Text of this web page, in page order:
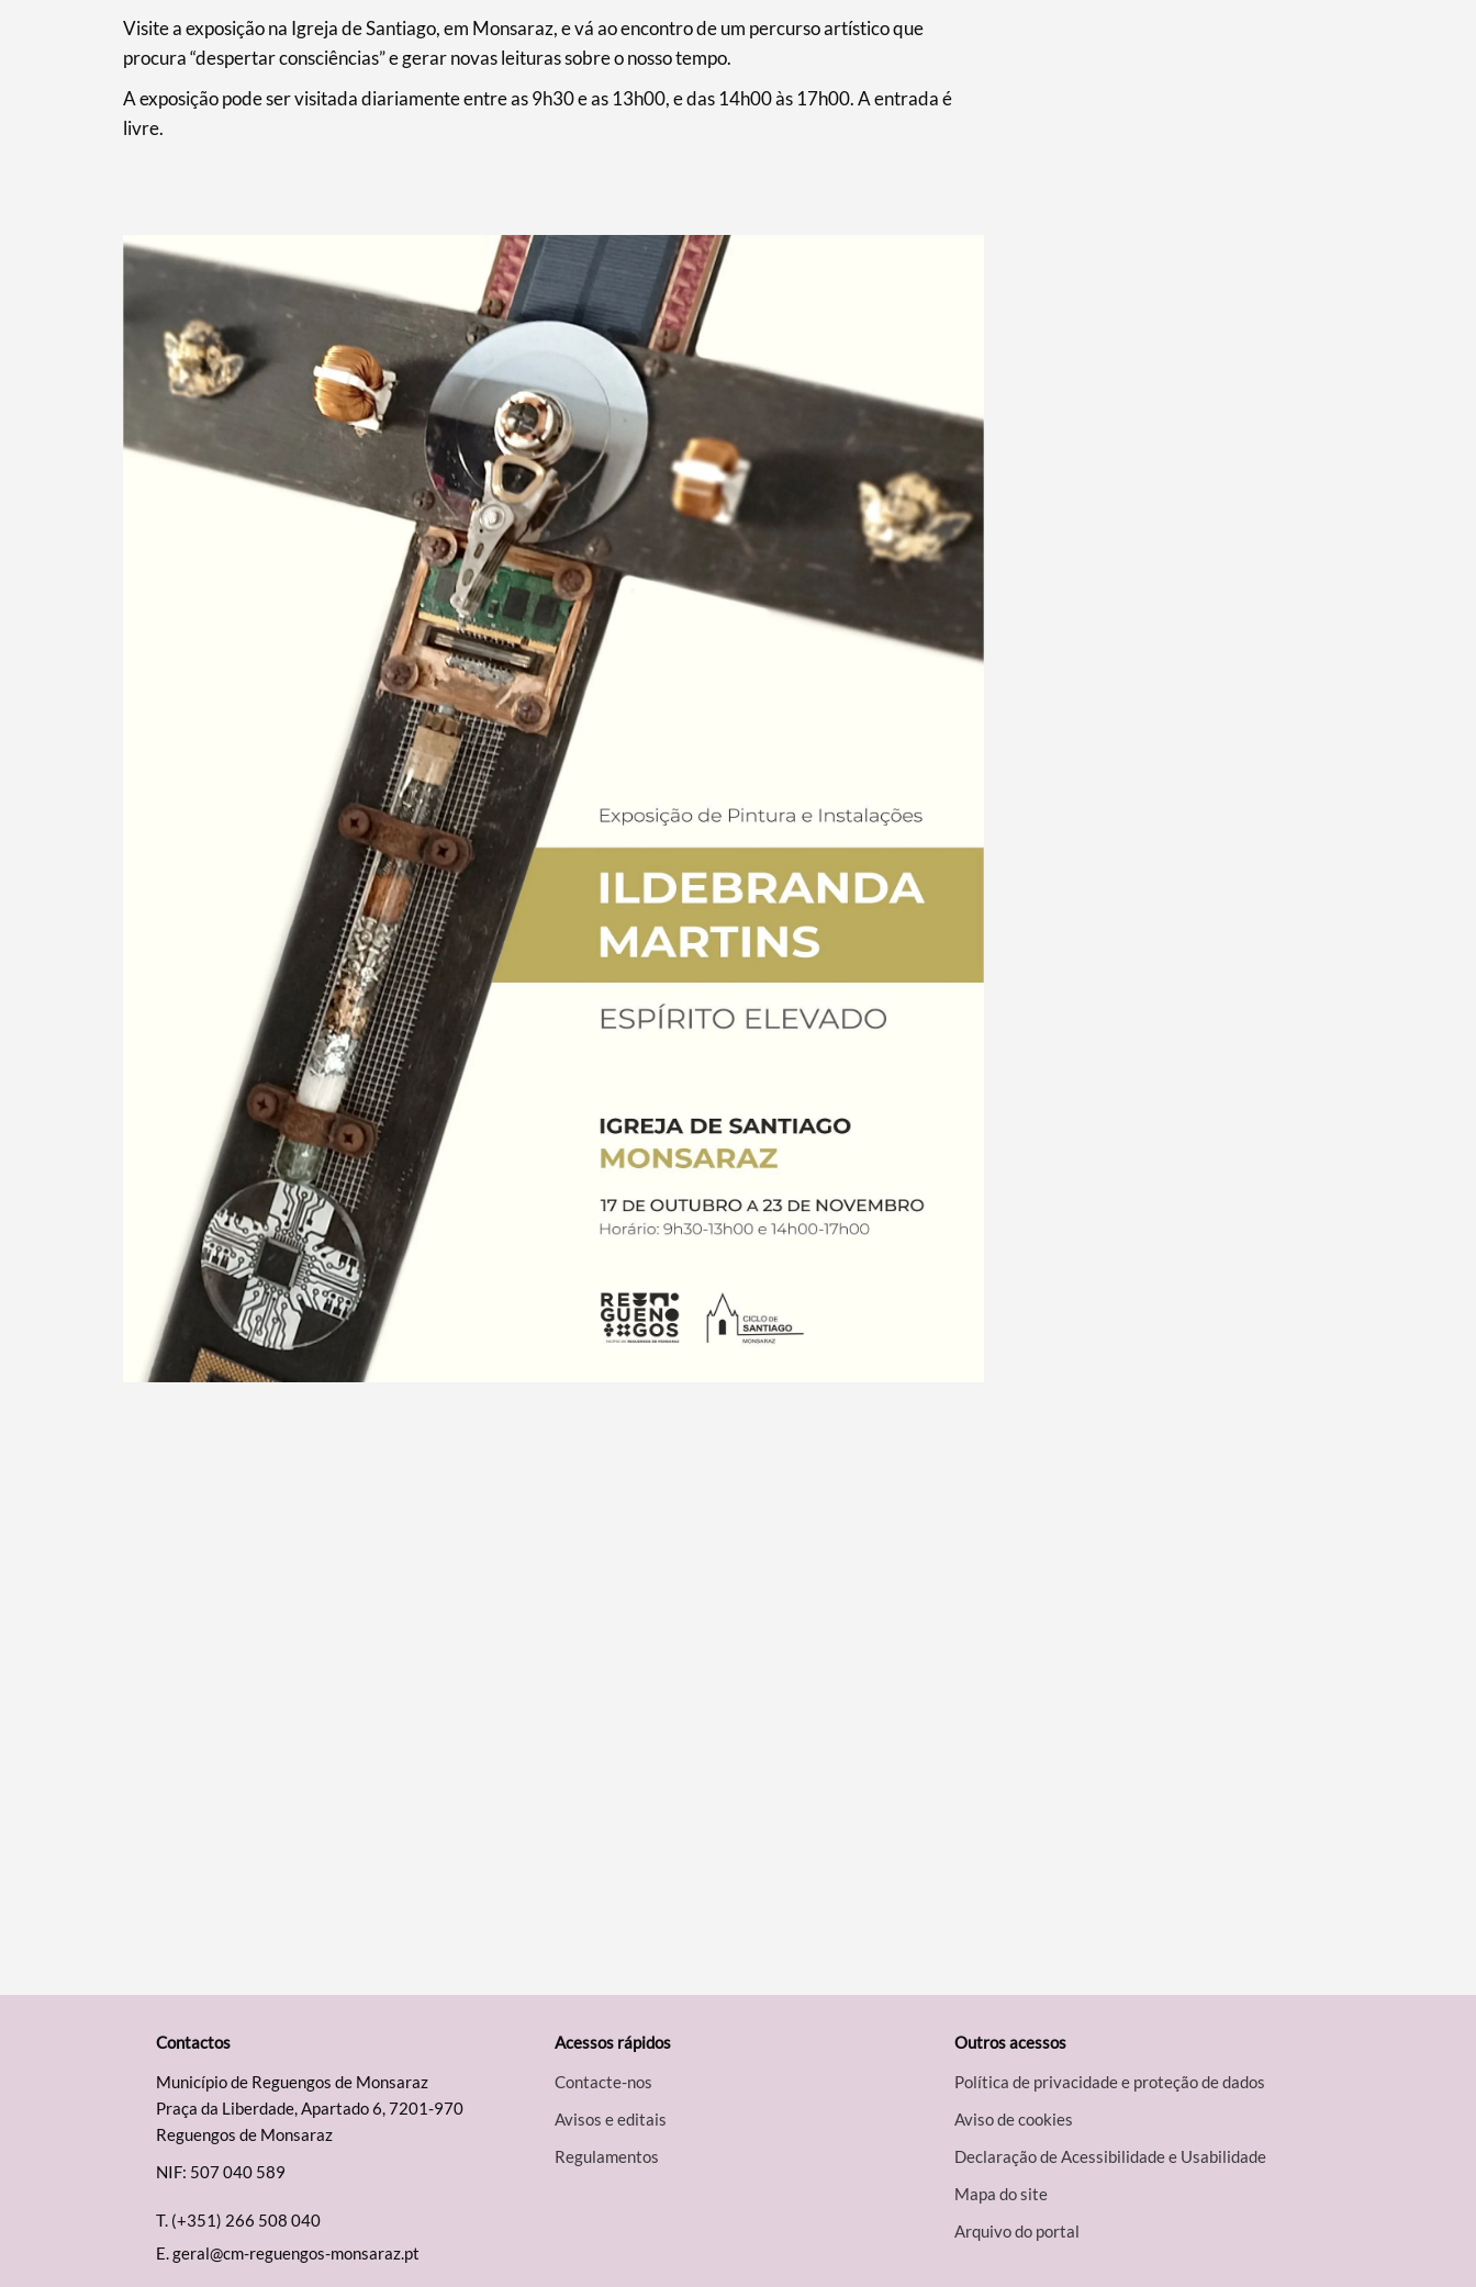
Termo de Pesquisa
Categorias gerais
Visite a exposição na Igreja de Santiago, em Monsaraz, e vá ao encontro de um percurso artístico que
procura “despertar consciências” e gerar novas leituras sobre o nosso tempo.
A exposição pode ser visitada diariamente entre as 9h30 e as 13h00, e das 14h00 às 17h00. A entrada é
livre.
Contactos
Município de Reguengos de Monsaraz
Praça da Liberdade, Apartado 6, 7201-970
Reguengos de Monsaraz
NIF: 507 040 589
T. (+351) 266 508 040
E.geral@cm-reguengos-monsaraz.pt
Acessos rápidos
Contacte-nos
Avisos e editais
Regulamentos
Outros acessos
Política de privacidade e proteção de dados
Aviso de cookies
Declaração de Acessibilidade e Usabilidade
Mapa do site
Arquivo do portal